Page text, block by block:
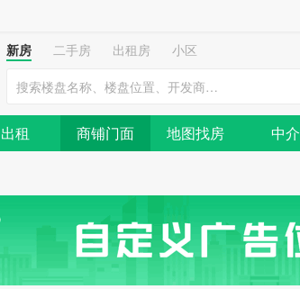
新房 二手房 出租房
小区
出租 商铺门面 地图找房 中介